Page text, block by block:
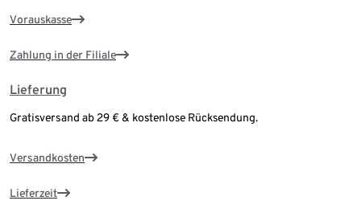
Vorauskasse
Zahlung in der Filiale
Lieferung
Gratisversand ab 29 € & kostenlose Rücksendung.
Versandkosten
Lieferzeit